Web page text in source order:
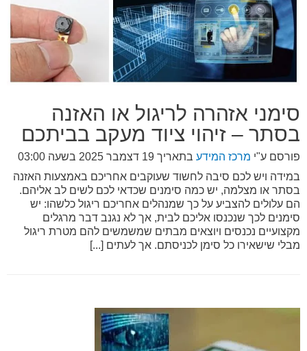
סימני אזהרה לריגול או האזנה
בסתר – זיהוי ציוד מעקב בביתכם
פורסם ע"י מרכז המידע בתאריך 19 דצמבר 2025 בשעה 03:00
במידה ויש לכם סיבה לחשוד שעוקבים אחריכם באמצעות האזנה
בסתר או מצלמה, יש כמה סימנים שכדאי לכם לשים לב אליהם.
הם עלולים להצביע על כך שמנהלים אחריכם ריגול כלשהו: יש
סימנים לכך שנכנסו אליכם לבית, אך לא נגנב דבר מרגלים
מקצועיים נכנסים ויוצאים מבתים שמשמשים להם מטרת ריגול
מבלי שישאירו כל סימן לכניסתם. אך לעתים [...]